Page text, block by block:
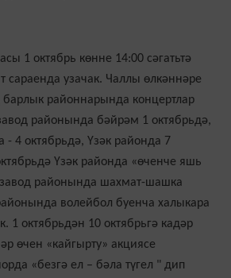
1 октябрь көнне 14:00 сәгатьтә
сараенда узачак. Чаллы өлкәннәре
районнарында концертлар
районында бәйрәм 1 октябрьдә,
4 октябрьдә, Үзәк районда 7
Үзәк районда «өченче яшь
районында шахмат-шашка
волейбол буенча халыкара
1 октябрьдән 10 октябрьгә кадәр
өчен «кайгырту» акциясе
«безгә ел – бәла түгел " дип